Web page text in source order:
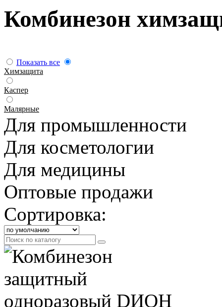
Комбинезон
Показать все
Химзащита
Каспер
Малярные
Для промышленности
Для косметологии
Для медицины
Оптовые продажи
Сортировка: